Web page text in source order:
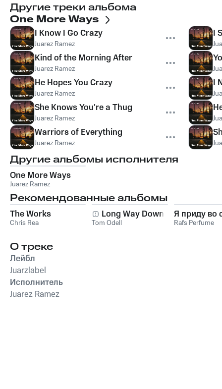
Другие треки альбома
One More Ways
I Know I Go Crazy
Juarez Ramez
Kind of the Morning After
Juarez Ramez
He Hopes You Crazy
Juarez Ramez
She Knows You're a Thug
Juarez Ramez
Warriors of Everything
Juarez Ramez
I
I
Другие альбомы исполнителя
One More Ways
Juarez Ramez
Рекомендованные альбомы
The Works
Chris Rea
Long Way Down
Tom Odell
Я приду во
Rafs Perfume
О треке
Лейбл
Juarzlabel
Исполнитель
Juarez Ramez